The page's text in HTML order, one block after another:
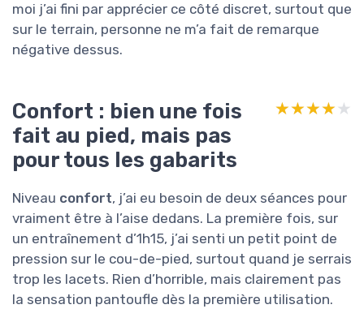
moi j’ai fini par apprécier ce côté discret, surtout que
sur le terrain, personne ne m’a fait de remarque
négative dessus.
Confort : bien une fois
fait au pied, mais pas
pour tous les gabarits
★★★★★
★★★★★
Niveau confort, j’ai eu besoin de deux séances pour
vraiment être à l’aise dedans. La première fois, sur
un entraînement d’1h15, j’ai senti un petit point de
pression sur le cou-de-pied, surtout quand je serrais
trop les lacets. Rien d’horrible, mais clairement pas
la sensation pantoufle dès la première utilisation.